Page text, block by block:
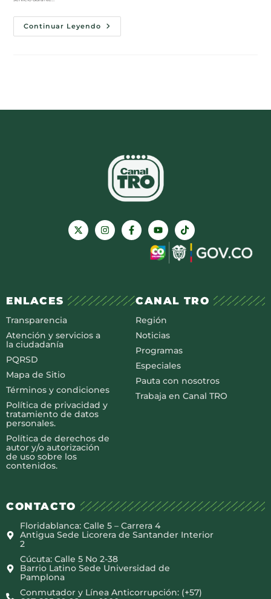
Continuar Leyendo
ENLACES
Transparencia
Atención y servicios a
la ciudadanía
PQRSD
Mapa de Sitio
Términos y condiciones
Política de privacidad y
tratamiento de datos
personales.
Política de derechos de
autor y/o autorización
de uso sobre los
contenidos.
CANAL TRO
Región
Noticias
Programas
Especiales
Pauta con nosotros
Trabaja en Canal TRO
CONTACTO
Floridablanca: Calle 5 – Carrera 4
Antigua Sede Licorera de Santander Interior
2
Cúcuta: Calle 5 No 2-38
Barrio Latino Sede Universidad de
Pamplona
Conmutador y Línea Anticorrupción: (+57)